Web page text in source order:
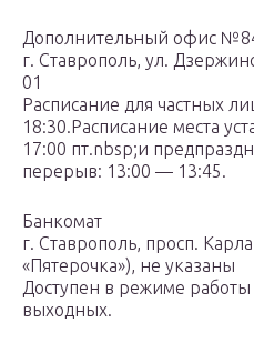
Дополнительный офис
г. Ставрополь, ул.
01
Расписание для частных
18:30.Расписание места
17:00 пт.nbsp;и
перерыв: 13:00 — 13:45.
Банкомат
г. Ставрополь, просп.
«Пятерочка»), не указаны
Доступен в режиме работы
выходных.